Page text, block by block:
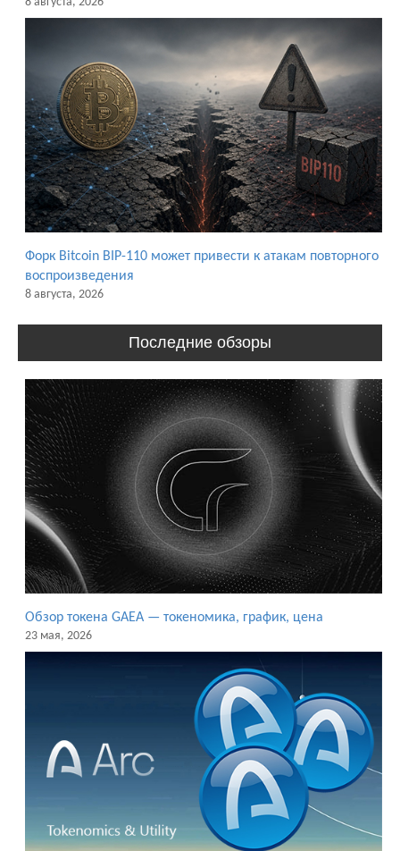
Форк Bitcoin BIP-110 может привести к атакам повторного
воспроизведения
8 августа, 2026
Последние обзоры
Обзор токена GAEA — токеномика, график, цена
23 мая, 2026